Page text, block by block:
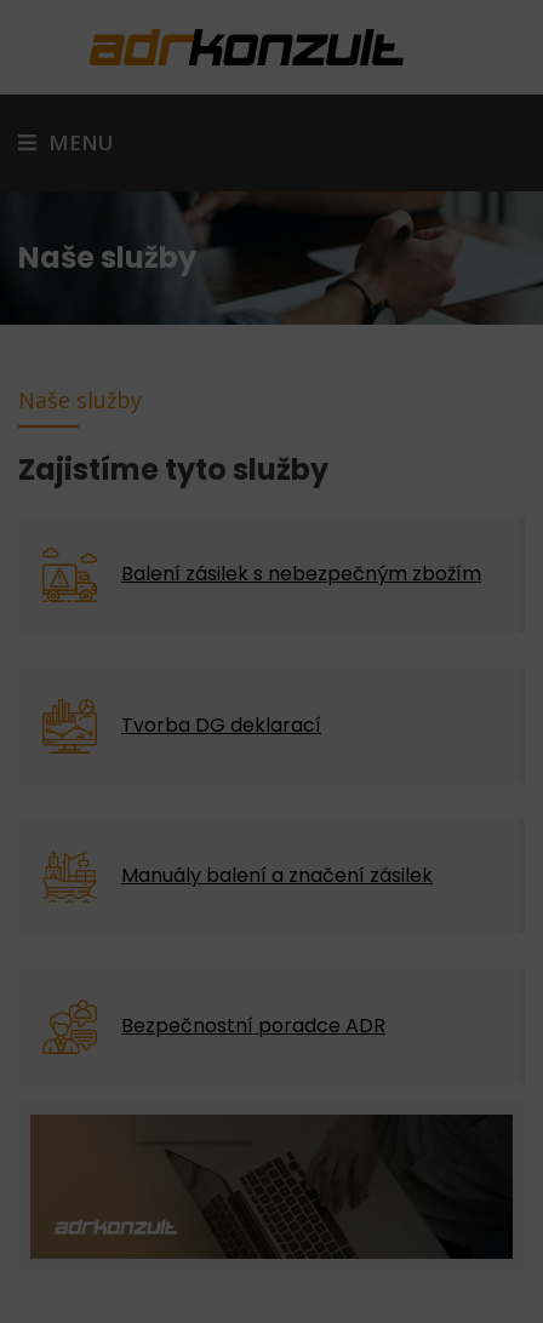
MENU
Naše služby
Naše služby
Zajistíme tyto služby
Balení zásilek s nebezpečným zbožím
Tvorba DG deklarací
Manuály balení a značení zásilek
Bezpečnostní poradce ADR